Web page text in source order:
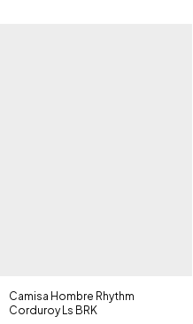
Camisa Hombre Rhythm
Corduroy Ls BRK